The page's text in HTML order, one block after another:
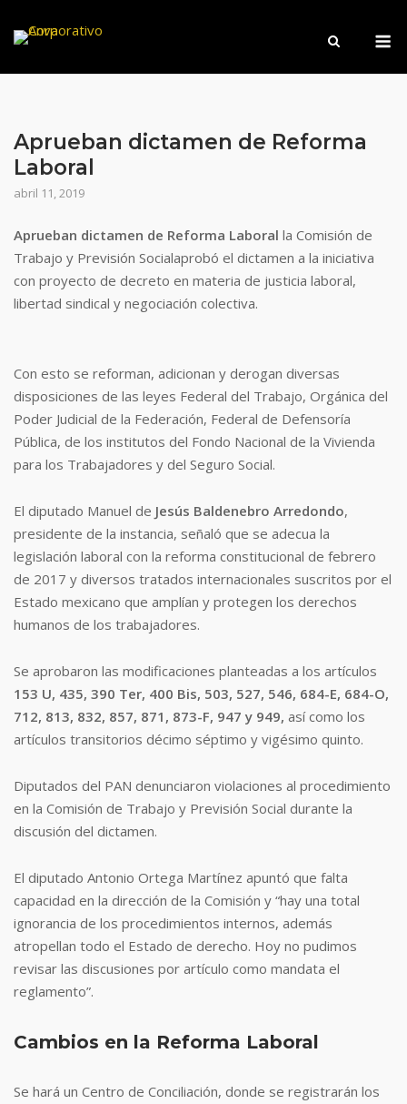
Aprueban dictamen de Reforma
Laboral
abril 11, 2019
Aprueban dictamen de Reforma Laboral la Comisión de
Trabajo y Previsión Socialaprobó el dictamen a la iniciativa
con proyecto de decreto en materia de justicia laboral,
libertad sindical y negociación colectiva.
Con esto se reforman, adicionan y derogan diversas
disposiciones de las leyes Federal del Trabajo, Orgánica del
Poder Judicial de la Federación, Federal de Defensoría
Pública, de los institutos del Fondo Nacional de la Vivienda
para los Trabajadores y del Seguro Social.
El diputado Manuel de Jesús Baldenebro Arredondo,
presidente de la instancia, señaló que se adecua la
legislación laboral con la reforma constitucional de febrero
de 2017 y diversos tratados internacionales suscritos por el
Estado mexicano que amplían y protegen los derechos
humanos de los trabajadores.
Se aprobaron las modificaciones planteadas a los artículos
153 U, 435, 390 Ter, 400 Bis, 503, 527, 546, 684-E, 684-O,
712, 813, 832, 857, 871, 873-F, 947 y 949, así como los
artículos transitorios décimo séptimo y vigésimo quinto.
Diputados del PAN denunciaron violaciones al procedimiento
en la Comisión de Trabajo y Previsión Social durante la
discusión del dictamen.
El diputado Antonio Ortega Martínez apuntó que falta
capacidad en la dirección de la Comisión y “hay una total
ignorancia de los procedimientos internos, además
atropellan todo el Estado de derecho. Hoy no pudimos
revisar las discusiones por artículo como mandata el
reglamento”.
Cambios en la Reforma Laboral
Se hará un Centro de Conciliación, donde se registrarán los